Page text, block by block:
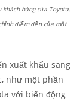
hàng của Toyota.
điểm đến của một
xuất khẩu sang
như một phần
với biến động